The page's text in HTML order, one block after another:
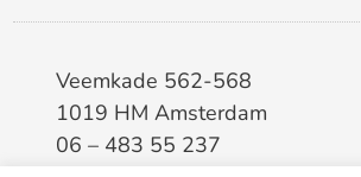
Veemkade 562-568
1019 HM Amsterdam
06 – 483 55 237